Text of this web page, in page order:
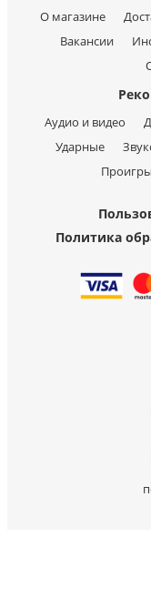
О магазине
Вакансии
Аудио и видео
Ударные
Политика